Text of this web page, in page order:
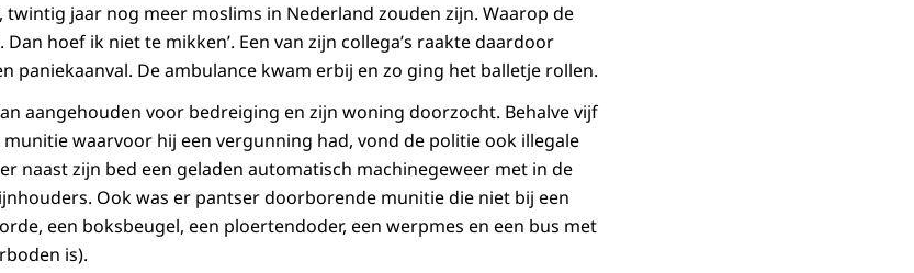
jaar nog meer moslims in Nederland zouden zijn. Waarop de
Dan hoef ik niet te mikken’. Een van zijn collega’s raakte daardoor
paniekaanval. De ambulance kwam erbij en zo ging het balletje rollen.
aangehouden voor bedreiging en zijn woning doorzocht. Behalve vijf
waarvoor hij een vergunning had, vond de politie ook illegale
naast zijn bed een geladen automatisch machinegeweer met in de
Ook was er pantser doorborende munitie die niet bij een
een boksbeugel, een ploertendoder, een werpmes en een bus met
is).